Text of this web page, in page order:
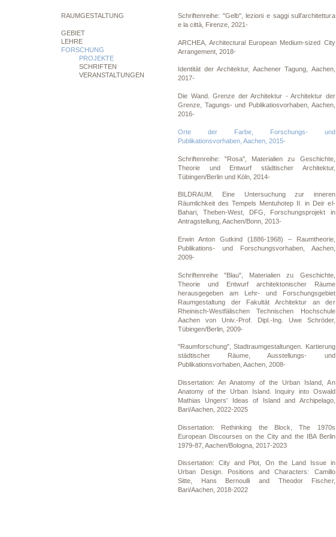
RAUMGESTALTUNG
GEBIET
LEHRE
FORSCHUNG
PROJEKTE
SCHRIFTEN
VERANSTALTUNGEN
Schriftenreihe: "Gelb", lezioni e saggi sull’architettura
e la città, Firenze, 2021-
ARCHEA, Architectural European Medium-sized City
Arrangement, 2018-
Identität der Architektur, Aachener Tagung, Aachen,
2017-
Die Wand. Grenze der Architektur - Architektur der
Grenze, Tagungs- und Publikatiosvorhaben, Aachen,
2016-
Orte der Farbe, Forschungs- und
Publikationsvorhaben, Aachen, 2015-
Schriftenreihe: "Rosa", Materialien zu Geschichte,
Theorie und Entwurf städtischer Architektur,
Tübingen/Berlin und Köln, 2014-
BILDRAUM. Eine Untersuchung zur inneren
Räumlichkeit des Tempels Mentuhotep II. in Deir el-
Bahari, Theben-West, DFG, Forschungsprojekt in
Antragstellung, Aachen/Bonn, 2013-
Erwin Anton Gutkind (1886-1968) – Raumtheorie,
Publikations- und Forschungsvorhaben, Aachen,
2009-
Schriftenreihe "Blau", Materialien zu Geschichte,
Theorie und Entwurf architektonischer Räume
herausgegeben am Lehr- und Forschungsgebiet
Raumgestaltung der Fakultät Architektur an der
Rheinisch-Westfälischen Technischen Hochschule
Aachen von Univ.-Prof. Dipl.-Ing. Uwe Schröder,
Tübingen/Berlin, 2009-
"Raumforschung", Stadtraumgestaltungen. Kartierung
städtischer Räume, Ausstellungs- und
Publikationsvorhaben, Aachen, 2008-
Dissertation: An Anatomy of the Urban Island, An
Anatomy of the Urban Island. Inquiry into Oswald
Mathias Ungers' Ideas of Island and Archipelago,
Bari/Aachen, 2022-2025
Dissertation: Rethinking the Block, The 1970s
European Discourses on the City and the IBA Berlin
1979-87, Aachen/Bologna, 2017-2023
Dissertation: City and Plot, On the Land Issue in
Urban Design. Positions and Characters: Camillo
Sitte, Hans Bernoulli and Theodor Fischer,
Bari/Aachen, 2018-2022